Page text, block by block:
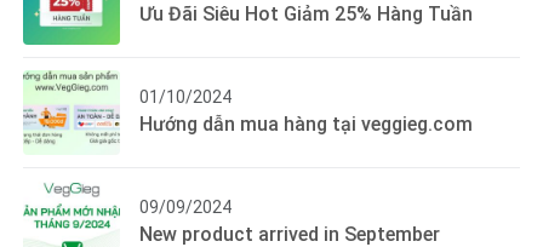
Ưu Đãi Siêu Hot Giảm 25% Hàng Tuần
01/10/2024
Hướng dẫn mua hàng tại veggieg.com
09/09/2024
New product arrived in September